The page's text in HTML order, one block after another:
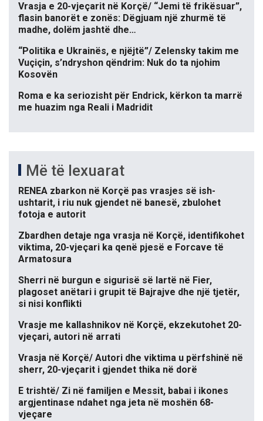
Vrasja e 20-vjeçarit në Korçë/ “Jemi të frikësuar”,
flasin banorët e zonës: Dëgjuam një zhurmë të
madhe, dolëm jashtë dhe…
“Politika e Ukrainës, e njëjtë”/ Zelensky takim me
Vuçiçin, s’ndryshon qëndrim: Nuk do ta njohim
Kosovën
Roma e ka seriozisht për Endrick, kërkon ta marrë
me huazim nga Reali i Madridit
Më të lexuarat
RENEA zbarkon në Korçë pas vrasjes së ish-
ushtarit, i riu nuk gjendet në banesë, zbulohet
fotoja e autorit
Zbardhen detaje nga vrasja në Korçë, identifikohet
viktima, 20-vjeçari ka qenë pjesë e Forcave të
Armatosura
Sherri në burgun e sigurisë së lartë në Fier,
plagoset anëtari i grupit të Bajrajve dhe një tjetër,
si nisi konflikti
Vrasje me kallashnikov në Korçë, ekzekutohet 20-
vjeçari, autori në arrati
Vrasja në Korçë/ Autori dhe viktima u përfshinë në
sherr, 20-vjeçarit i gjendet thika në dorë
E trishtë/ Zi në familjen e Messit, babai i ikones
argjentinase ndahet nga jeta në moshën 68-
vjeçare